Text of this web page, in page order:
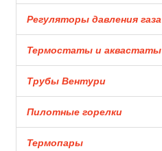
Регуляторы давления газа
Термостаты и аквастаты
Трубы Вентури
Пилотные горелки
Термопары